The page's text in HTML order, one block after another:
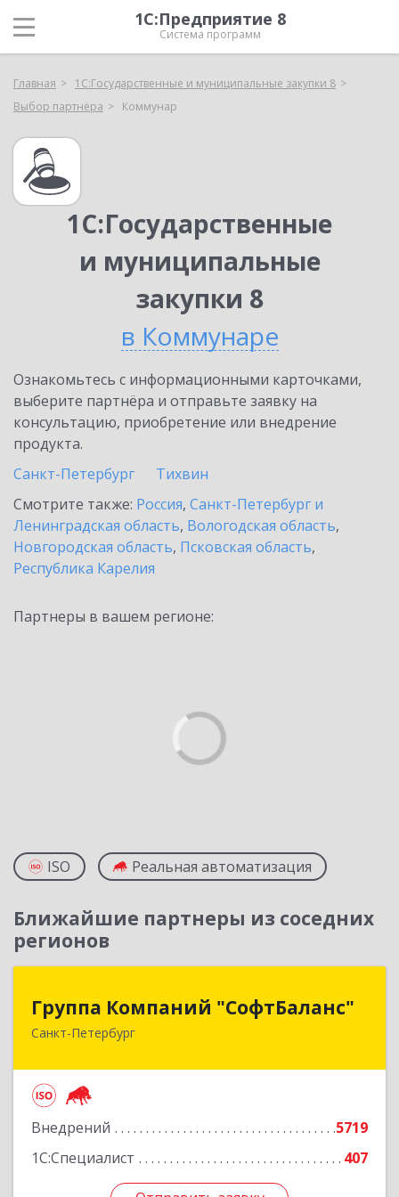
1С:Предприятие 8
Система программ
Главная
1С:Государственные и муниципальные закупки 8
Выбор партнёра
Коммунар
1С:Государственные
и муниципальные
закупки 8
в Коммунаре
Ознакомьтесь с информационными карточками,
выберите партнёра и отправьте заявку на
консультацию, приобретение или внедрение
продукта.
Санкт-Петербург
Тихвин
Смотрите также: Россия, Санкт-Петербург и
Ленинградская область, Вологодская область,
Новгородская область, Псковская область,
Республика Карелия
Партнеры в вашем регионе:
ISO Реальная автоматизация
Ближайшие партнеры из соседних
регионов
Группа Компаний "СофтБаланс"
Санкт-Петербург
Внедрений
5719
1С:Специалист
407
Группа Компаний "СофтБаланс"
195112, Санкт-Петербург г, Заневский пр-кт,